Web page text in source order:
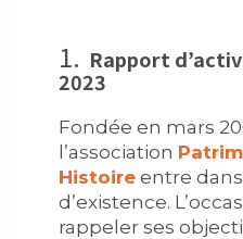
1. Rapport
2023
Fondée en mars
l’association
Histoireentre dans
d’existence.
rappeler ses